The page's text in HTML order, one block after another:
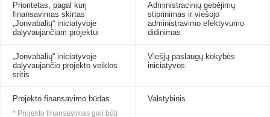
Prioritetas, pagal kurį
finansavimas skirtas
„Jonvabalių“ iniciatyvoje
dalyvaujančiam projektui
Administracinių gebėjimų
stiprinimas ir viešojo
administravimo efektyvumo
didinimas
„Jonvabalių“ iniciatyvoje
dalyvaujančio projekto veiklos
sritis
Viešjų paslaugų kokybės
iniciatyvos
Projekto finansavimo būdas
* Projekto finansavimas gali būti
Valstybinis